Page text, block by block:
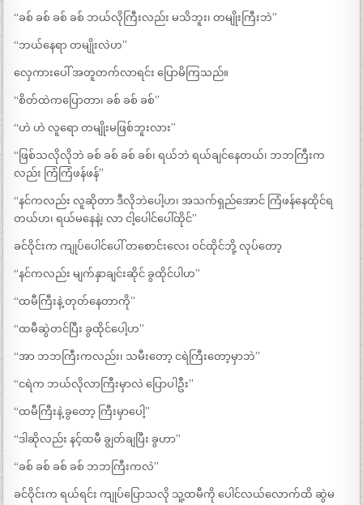
“ခစ် ခစ် ခစ် ခစ် ဘယ်လိုကြီးလည်း မသိဘူး၊ တမျိုးကြီးဘဲ”
“ဘယ်နေရာ တမျိုးလဲဟ”
လှေကားပေါ် အတူတက်လာရင်း ပြောမိကြသည်။
“စိတ်ထဲကပြောတာ၊ ခစ် ခစ် ခစ်”
“ဟဲ ဟဲ လူရော တမျိုးမဖြစ်ဘူးလား”
“ဖြစ်သလိုလိုဘဲ ခစ် ခစ် ခစ် ခစ်၊ ရယ်ဘဲ ရယ်ချင်နေတယ်၊ ဘဘကြီးက
လည်း ကြံကြံဖန်ဖန်”
“နင်ကလည်း လူဆိုတာ ဒီလိုဘဲပေါ့ဟ၊ အသက်ရှည်အောင် ကြံဖန်နေထိုင်ရ
တယ်ဟ၊ ရယ်မနေနဲ့၊ လာ ငါ့ပေါင်ပေါ်ထိုင်”
ခင်ဝိုင်းက ကျုပ်ပေါင်ပေါ် တစောင်းလေး ဝင်ထိုင်ဘို့ လုပ်တော့
“နင်ကလည်း မျက်နှာချင်းဆိုင် ခွထိုင်ပါဟ”
“ထမီကြီးနဲ့ တုတ်နေတာကို”
“ထမီဆွဲတင်ပြီး ခွထိုင်ပေါ့ဟ”
“အာ ဘဘကြီးကလည်း၊ သမီးတော့ ငရဲကြီးတော့မှာဘဲ”
“ငရဲက ဘယ်လိုလာကြီးမှာလဲ ပြောပါဦး”
“ထမီကြီးနဲ့ ခွတော့ ကြီးမှာပေါ့”
“ဒါဆိုလည်း နင့်ထမီ ချွတ်ချပြီး ခွဟာ”
“ခစ် ခစ် ခစ် ခစ် ဘဘကြီးကလဲ”
ခင်ဝိုင်းက ရယ်ရင်း ကျုပ်ပြောသလို သူ့ထမီကို ပေါင်လယ်လောက်ထိ ဆွဲမ